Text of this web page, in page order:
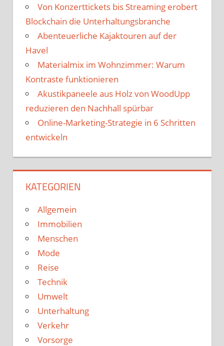
Von Konzerttickets bis Streaming erobert
Blockchain die Unterhaltungsbranche
Abenteuerliche Kajaktouren auf der
Havel
Materialmix im Wohnzimmer: Warum
Kontraste funktionieren
Akustikpaneele aus Holz von WoodUpp
reduzieren den Nachhall spürbar
Online-Marketing-Strategie in 6 Schritten
entwickeln
KATEGORIEN
Allgemein
Immobilien
Menschen
Mode
Reise
Technik
Umwelt
Unterhaltung
Verkehr
Vorsorge